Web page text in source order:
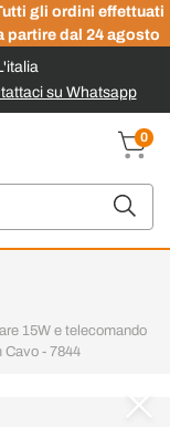
gli ordini effettuati
partire dal 24 agosto
su Whatsapp
0
15W e telecomando
Cavo - 7844